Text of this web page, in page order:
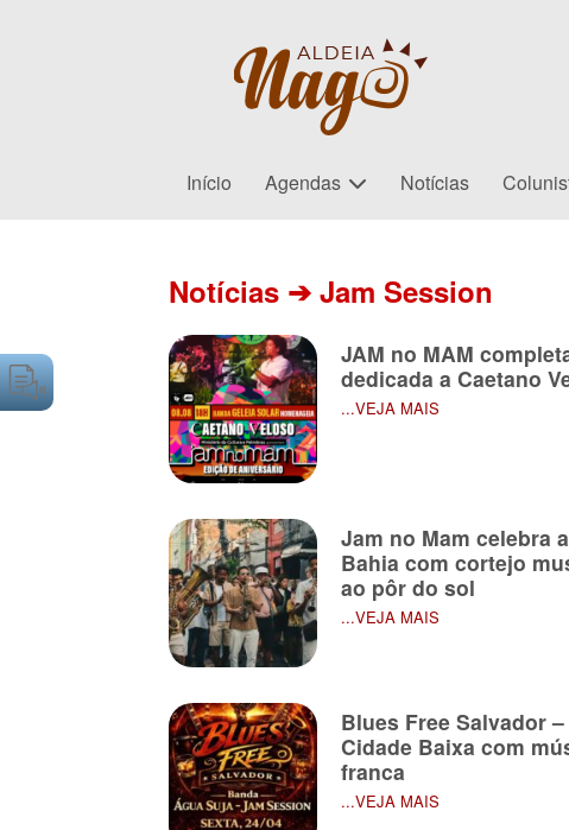
Início Agendas Notícias
Notícias ➔ Jam Session
JAM no MAM
dedicada a Caetano
...VEJA MAIS
Jam no Mam celebra
Bahia com cortejo
ao pôr do sol
...VEJA MAIS
Blues Free Salvador
Cidade Baixa com
franca
...VEJA MAIS